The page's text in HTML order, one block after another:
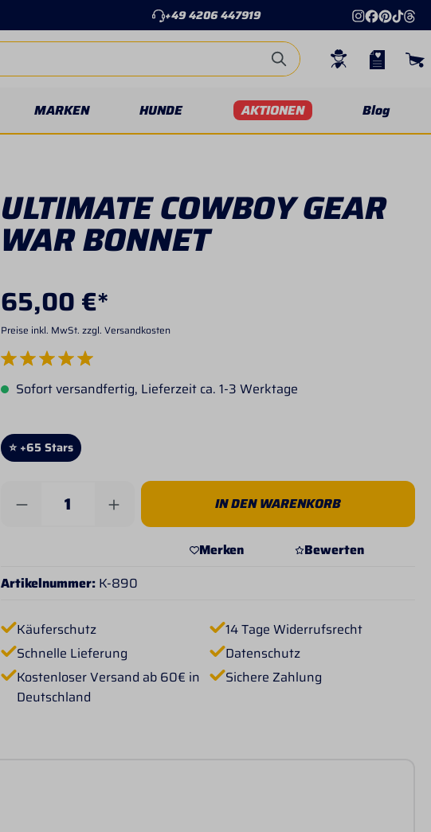
+49 4206 447919
MARKEN HUNDE AKTIONEN Blog
ULTIMATE COWBOY GEAR
WAR BONNET
65,00 €*
Preise inkl. MwSt. zzgl. Versandkosten
Durchschnittliche Bewertung von 5 von 5 Sternen
Sofort versandfertig, Lieferzeit ca. 1-3 Werktage
⭐ +65 Stars
Produkt Anzahl: Gib den gewünschten Wert
IN DEN WARENKORB
Merken
Bewerten
Artikelnummer: K-890
Käuferschutz
14 Tage Widerrufsrecht
Schnelle Lieferung
Datenschutz
Kostenloser Versand ab 60€ in
Deutschland
Sichere Zahlung